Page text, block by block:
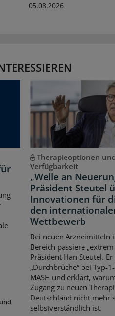
05.08.2026
Therapieoptionen
Verfügbarkeit
„Welle an
Präsident Steutel
Innovationen für
den
Wettbewerb
Bei neuen Arzneimitteln
Bereich passiere
Präsident Han Steutel.
„Durchbrüche“ bei Typ-
MASH und erklärt,
Zugang zu neuen
Deutschland nicht mehr
selbstverständlich ist.